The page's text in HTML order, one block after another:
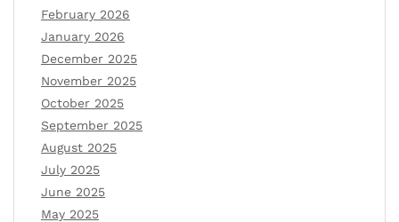
February 2026
January 2026
December 2025
November 2025
October 2025
September 2025
August 2025
July 2025
June 2025
May 2025